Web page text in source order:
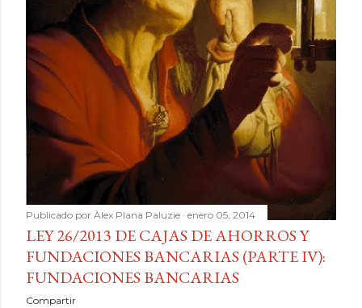
Publicado por Àlex Plana Paluzie enero 05, 2014
LEY 26/2013 DE CAJAS DE AHORROS Y
FUNDACIONES BANCARIAS (PARTE IV):
FUNDACIONES BANCARIAS
Compartir